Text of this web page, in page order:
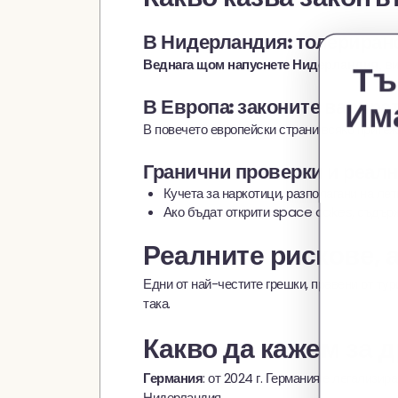
В Нидерландия:
Веднага щом напуснете Нидерландия,
В Европа: законите
В повечето европейски страни всяко
Гранични проверки и
Кучета за наркотици, разполагани на
Ако бъдат открити space cakes,
Реалните рискове,
Едни от най-честите грешки, правени от
така.
Какво да кажем за
Германия: от 2024 г. Германия е